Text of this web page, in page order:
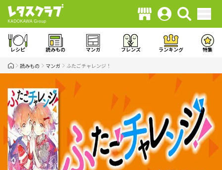
レシピ 読みもの マンガ フレンズ ランキング 特集
読みもの マンガ ふたごチャレンジ！